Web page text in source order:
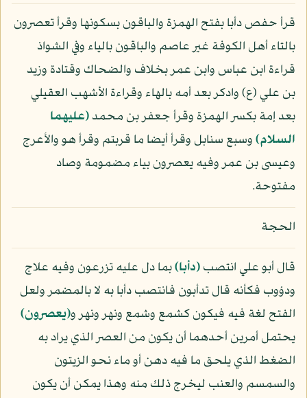
قرأ حفص دأبا بفتح الهمزة والباقون بسكونها وقرأ تعصرون
بالتاء أهل الكوفة غير عاصم والباقون بالياء وفي الشواذ
قراءة ابن عباس وابن عمر بخلاف والضحاك وقتادة وزيد
بن علي (ع) وادكر بعد أمه بالهاء وقراءة الأشهب العقيلي
بعد إمة بكسر الهمزة وقرأ جعفر بن محمد(عليهما
السلام)وسبع سنابل وقرأ أيضا ما قربتم وقرأ هو والأعرج
وعيسى بن عمر وفيه يعصرون بياء مضمومة وصاد
مفتوحة.
الحجة
قال أبو علي انتصب﴿دأبا﴾بما دل عليه تزرعون وفيه علاج
ودؤوب فكأنه قال تدأبون فانتصب دأبا به لا بالمضمر ولعل
الفتح لغة فيه فيكون كشمع وشمع ونهر ونهر و﴿يعصرون﴾
يحتمل أمرين أحدهما أن يكون من العصر الذي يراد به
الضغط الذي يلحق ما فيه دهن أو ماء نحو الزيتون
والسمسم والعنب ليخرج ذلك منه وهذا يمكن أن يكون